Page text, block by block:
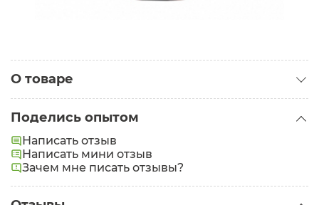
О товаре
Задачи:
Регенерация
Поделись опытом
Написать отзыв
Написать мини отзыв
Зачем мне писать отзывы?